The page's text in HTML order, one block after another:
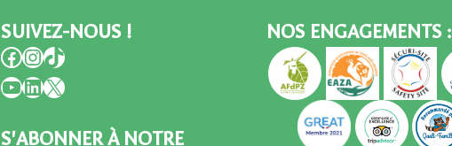
SUIVEZ-NOUS !
Facebook
Instagram
TikTok
YouTube
LinkedIn
X
S'ABONNER À NOTRE
NOS ENGAGEMENTS :